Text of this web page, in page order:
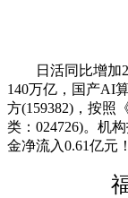
日活同比增加
140万亿，国产AI
方(159382)，按照
类：024726)。机
金净流入0.61亿元！